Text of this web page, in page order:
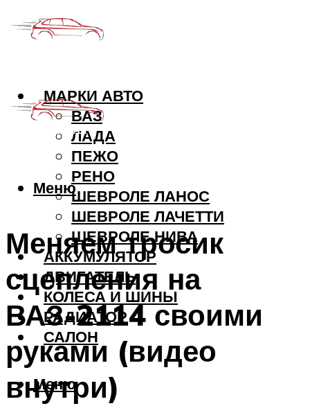
МАРКИ АВТО
ВАЗ
ЛАДА
ПЕЖО
РЕНО
ШЕВРОЛЕ ЛАНОС
ШЕВРОЛЕ ЛАЧЕТТИ
ШЕВРОЛЕ НИВА
АККУМУЛЯТОР
ДВИГАТЕЛЬ
КОЛЕСА И ШИНЫ
РАДИАТОР
САЛОН
Меню
Меню
Меняем тросик
сцепления на
ВАЗ-2114 своими
руками (видео
внутри)